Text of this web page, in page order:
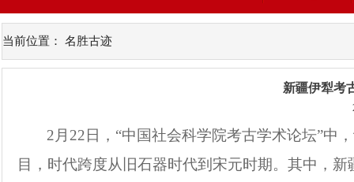
当前位置： 名胜古迹
新疆伊犁考
2月22日，“中国社会科学院考古学术论坛”中
目，时代跨度从旧石器时代到宋元时期。其中，